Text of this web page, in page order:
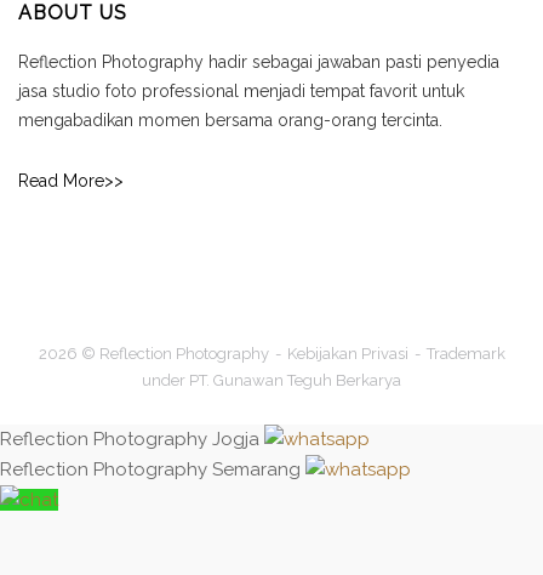
ABOUT US
Reflection Photography hadir sebagai jawaban pasti penyedia
jasa studio foto professional menjadi tempat favorit untuk
mengabadikan momen bersama orang-orang tercinta.
Read More>>
2026 © Reflection Photography Kebijakan Privasi
Trademark
under PT. Gunawan Teguh Berkarya
Reflection Photography Jogja
Reflection Photography Semarang